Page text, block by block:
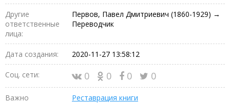
Другие
ответственные
лица:
Первов, Павел Дмитриевич (1860-1929) →
Переводчик
Дата создания: 2020-11-27 13:58:12
Соц. сети: 0 0 0 0
Важно Реставрация книги